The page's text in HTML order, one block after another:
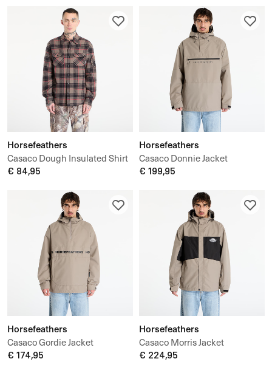
Horsefeathers
Casaco Dough Insulated Shirt
€ 84,95
Horsefeathers
Casaco Donnie Jacket
€ 199,95
Horsefeathers
Casaco Gordie Jacket
€ 174,95
Horsefeathers
Casaco Morris Jacket
€ 224,95